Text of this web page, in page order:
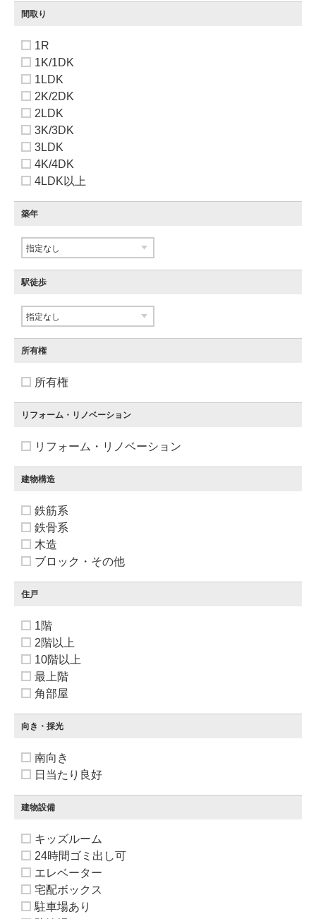
間取り
1R
1K/1DK
1LDK
2K/2DK
2LDK
3K/3DK
3LDK
4K/4DK
4LDK以上
築年
駅徒歩
所有権
所有権
リフォーム・リノベーション
リフォーム・リノベーション
建物構造
鉄筋系
鉄骨系
木造
ブロック・その他
住戸
1階
2階以上
10階以上
最上階
角部屋
向き・採光
南向き
日当たり良好
建物設備
キッズルーム
24時間ゴミ出し可
エレベーター
宅配ボックス
駐車場あり